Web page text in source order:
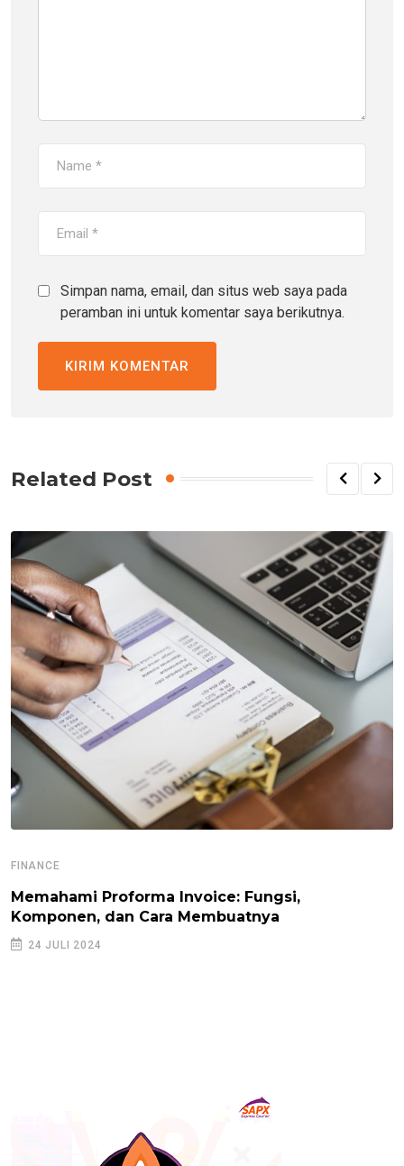
Simpan nama, email, dan situs web saya pada
peramban ini untuk komentar saya berikutnya.
Related Post
FINANCE
Memahami Proforma Invoice: Fungsi,
Komponen, dan Cara Membuatnya
24 JULI 2024